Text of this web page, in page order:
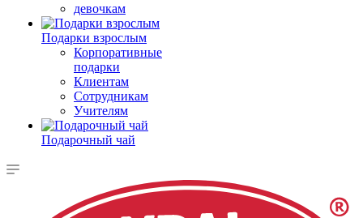
девочкам
Подарки взрослым
Корпоративные
подарки
Клиентам
Сотрудникам
Учителям
Подарочный чай